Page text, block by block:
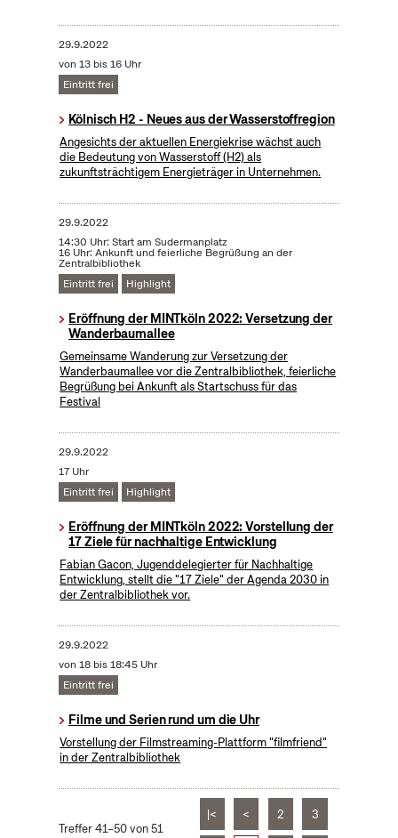
29.9.2022
von 13 bis 16 Uhr
Eintritt frei
Kölnisch H2 - Neues aus der Wasserstoffregion
Angesichts der aktuellen Energiekrise wächst auch
die Bedeutung von Wasserstoff (H2) als
zukunftsträchtigem Energieträger in Unternehmen.
29.9.2022
14:30 Uhr: Start am Sudermanplatz
16 Uhr: Ankunft und feierliche Begrüßung an der
Zentralbibliothek
Eintritt frei
Highlight
Eröffnung der MINTköln 2022: Versetzung der
Wanderbaumallee
Gemeinsame Wanderung zur Versetzung der
Wanderbaumallee vor die Zentralbibliothek, feierliche
Begrüßung bei Ankunft als Startschuss für das
Festival
29.9.2022
17 Uhr
Eintritt frei
Highlight
Eröffnung der MINTköln 2022: Vorstellung der
17 Ziele für nachhaltige Entwicklung
Fabian Gacon, Jugenddelegierter für Nachhaltige
Entwicklung, stellt die "17 Ziele" der Agenda 2030 in
der Zentralbibliothek vor.
29.9.2022
von 18 bis 18:45 Uhr
Eintritt frei
Filme und Serien rund um die Uhr
Vorstellung der Filmstreaming-Plattform "filmfriend"
in der Zentralbibliothek
Treffer 41–50 von 51
|< < 2 3